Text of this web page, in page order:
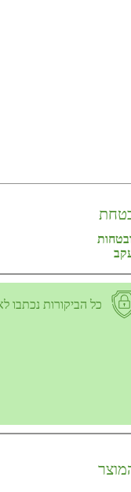
כל הביקורות נכתבו